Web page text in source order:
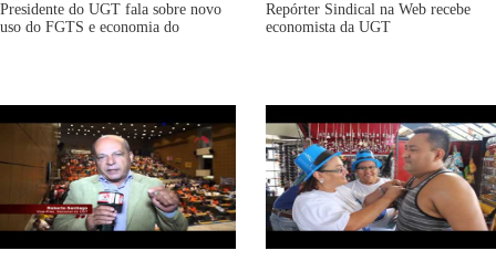
Presidente do UGT fala sobre novo
uso do FGTS e economia do
Repórter Sindical na Web recebe
economista da UGT